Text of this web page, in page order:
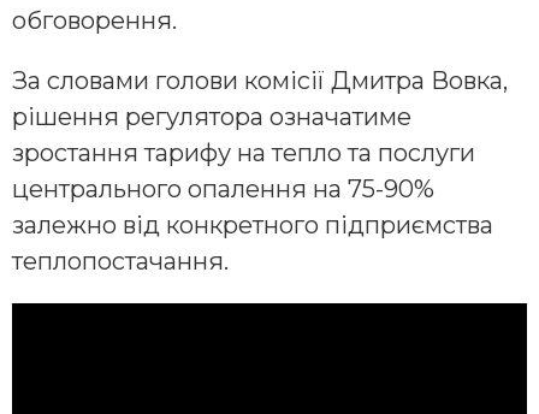
обговорення.
За словами голови комісії Дмитра Вовка,
рішення регулятора означатиме
зростання тарифу на тепло та послуги
центрального опалення на 75-90%
залежно від конкретного підприємства
теплопостачання.